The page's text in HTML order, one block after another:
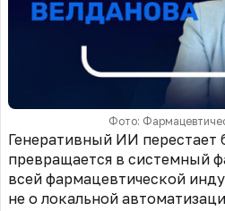
Фото:
Генеративный ИИ
превращается в системный
всей фармацевтической
не о локальной